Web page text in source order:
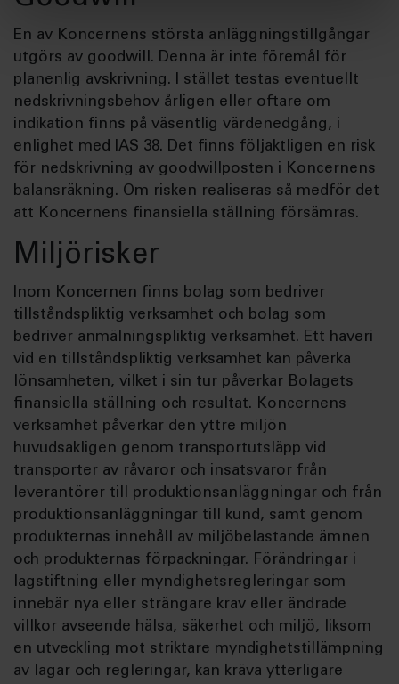
En av Koncernens största anläggningstillgångar
utgörs av goodwill. Denna är inte föremål för
planenlig avskrivning. I stället testas eventuellt
nedskrivningsbehov årligen eller oftare om
indikation finns på väsentlig värdenedgång, i
enlighet med IAS 38. Det finns följaktligen en risk
för nedskrivning av goodwillposten i Koncernens
balansräkning. Om risken realiseras så medför det
att Koncernens finansiella ställning försämras.
Miljörisker
Inom Koncernen finns bolag som bedriver
tillståndspliktig verksamhet och bolag som
bedriver anmälningspliktig verksamhet. Ett haveri
vid en tillståndspliktig verksamhet kan påverka
lönsamheten, vilket i sin tur påverkar Bolagets
finansiella ställning och resultat. Koncernens
verksamhet påverkar den yttre miljön
huvudsakligen genom transportutsläpp vid
transporter av råvaror och insatsvaror från
leverantörer till produktionsanläggningar och från
produktionsanläggningar till kund, samt genom
produkternas innehåll av miljöbelastande ämnen
och produkternas förpackningar. Förändringar i
lagstiftning eller myndighetsregleringar som
innebär nya eller strängare krav eller ändrade
villkor avseende hälsa, säkerhet och miljö, liksom
en utveckling mot striktare myndighetstillämpning
av lagar och regleringar, kan kräva ytterligare